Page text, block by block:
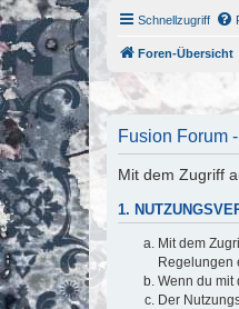
Schnellzugriff
Foren-Übersicht
Fusion Forum
Mit dem Zugriff
1.
Mit dem
Regelungen
Wenn du mit
Der